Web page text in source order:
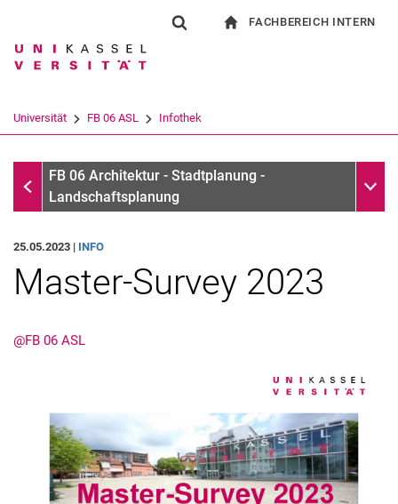
Springe direkt zu: Inhalt
Springe direkt zu: Suche
Springe direkt zu:
Suchbegriff
Suchen (öffnet externen Link in einem
FACHBEREICH INTERN
Universität FB 06 ASL Infothek
InfothekFB 06 Architektur - Stadtplanung -
Landschaftsplanung
25.05.2023 | INFO
Master-Survey 2023
@FB 06 ASL